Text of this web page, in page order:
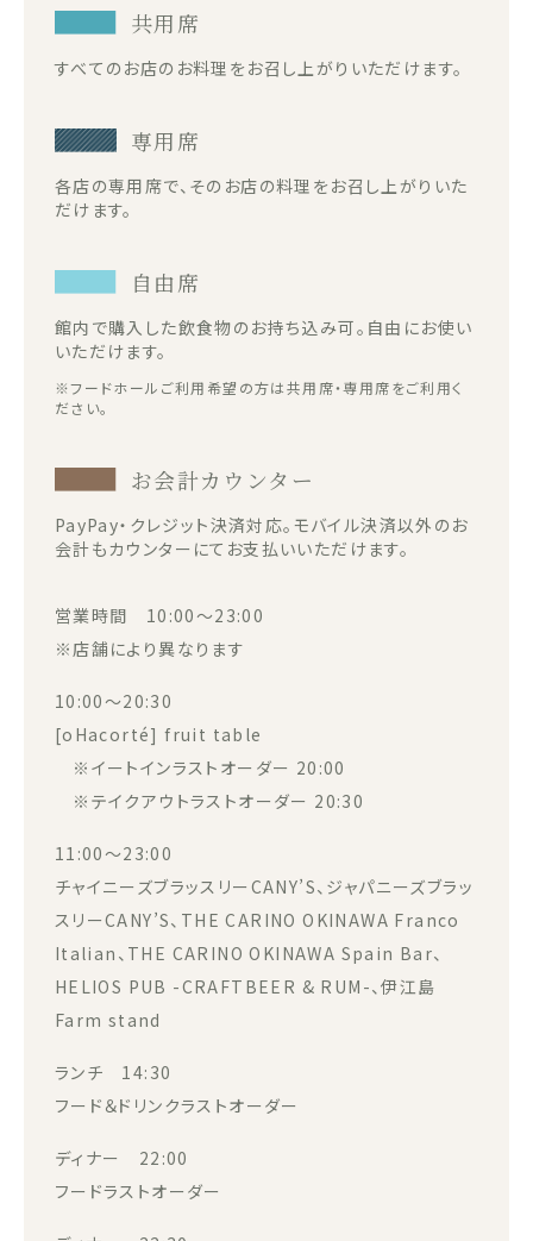
共用席
すべてのお店のお料理をお召し上がりいただけます。
専用席
各店の専用席で、そのお店の料理をお召し上がりいた
だけます。
自由席
館内で購入した飲食物のお持ち込み可。自由にお使い
いただけます。
※フードホールご利用希望の方は共用席・専用席をご利用く
ださい。
お会計カウンター
PayPay・クレジット決済対応。モバイル決済以外のお
会計もカウンターにてお支払いいただけます。
営業時間 10:00～23:00
※店舗により異なります
10:00～20:30
[oHacorté] fruit table
※イートインラストオーダー 20:00
※テイクアウトラストオーダー 20:30
11:00～23:00
チャイニーズブラッスリーCANY’S、ジャパニーズブラッ
スリーCANY’S、THE CARINO OKINAWA Franco
Italian、THE CARINO OKINAWA Spain Bar、
HELIOS PUB -CRAFTBEER & RUM-、伊江島
Farm stand
ランチ 14:30
フード＆ドリンクラストオーダー
ディナー 22:00
フードラストオーダー